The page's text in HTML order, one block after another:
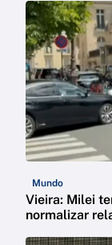
Mundo
Vieira: Milei
normalizar